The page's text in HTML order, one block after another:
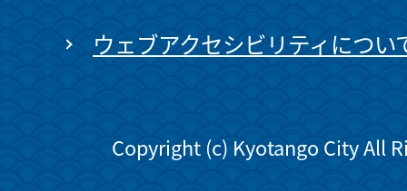
ウェブアクセシビリティについ
Copyright (c) Kyotango City All